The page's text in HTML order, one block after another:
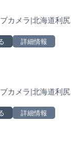
カメラ|北海道利尻
詳細情報
カメラ|北海道利尻
詳細情報